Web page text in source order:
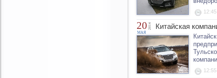
12:45
20
МАЯ
2014 Китайская
12:55